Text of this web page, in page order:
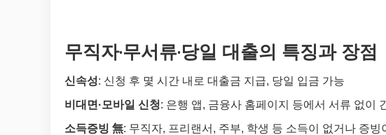
무직자·무서류·당일 대출의 특징과 장점
신속성: 신청 후 몇 시간 내로 대출금 지급, 당일 입금 가능
비대면·모바일 신청: 은행 앱, 금융사 홈페이지 등에서 서류 없이
소득증빙 無: 무직자, 프리랜서, 주부, 학생 등 소득이 없거나 증빙